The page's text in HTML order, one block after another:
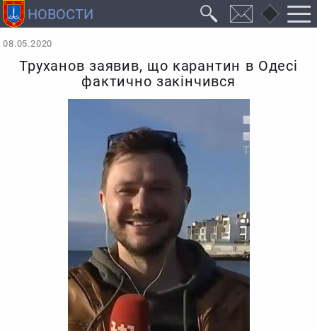
08.05.2020
Труханов заявив, що карантин в Одесі
фактично закінчився